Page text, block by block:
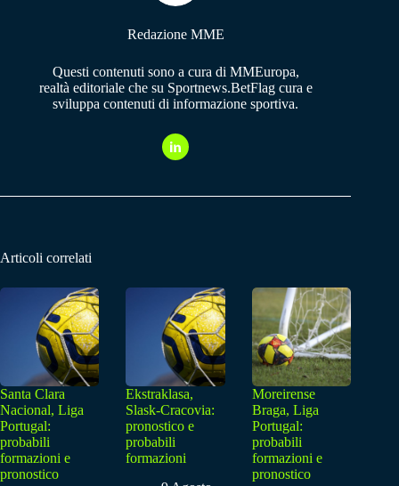
Redazione MME
Questi contenuti sono a cura di MMEuropa,
realtà editoriale che su Sportnews.BetFlag cura e
sviluppa contenuti di informazione sportiva.
Articoli correlati
Santa Clara
Nacional, Liga
Portugal:
probabili
formazioni e
pronostico
Ekstraklasa,
Slask-Cracovia:
pronostico e
probabili
formazioni
Moreirense
Braga, Liga
Portugal:
probabili
formazioni e
pronostico